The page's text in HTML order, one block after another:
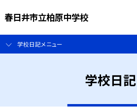
春日井市立柏原中学校
学校日記メニュー
学校日記